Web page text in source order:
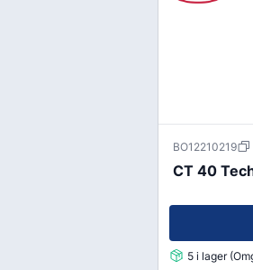
BO12210219
CT 40
5 i lager